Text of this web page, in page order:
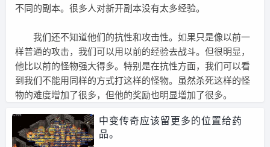
不同的副本。很多人对新开副本没有太多经验。
我们还不知道他们的抗性和攻击性。如果只是像以前一
样普通的攻击，我们可以用以前的经验去战斗。但很明显，
他比以前的怪物强大得多。特别是在抗性方面，我们可以看
到我们不能用同样的方式打这样的怪物。虽然杀死这样的怪
物的难度增加了很多，但他的奖励也明显增加了很多。
中变传奇应该留更多的位置给药
品。